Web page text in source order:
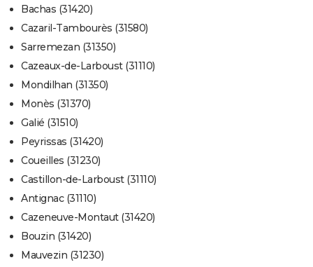
Bachas (31420)
Cazaril-Tambourès (31580)
Sarremezan (31350)
Cazeaux-de-Larboust (31110)
Mondilhan (31350)
Monès (31370)
Galié (31510)
Peyrissas (31420)
Coueilles (31230)
Castillon-de-Larboust (31110)
Antignac (31110)
Cazeneuve-Montaut (31420)
Bouzin (31420)
Mauvezin (31230)